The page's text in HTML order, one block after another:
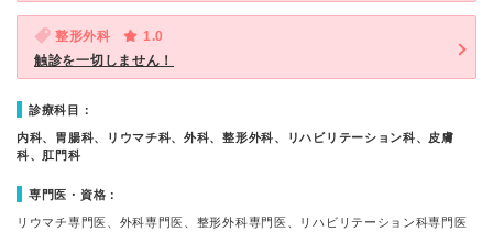
整形外科
1.0
触診を一切しません！
診療科目：
内科、胃腸科、リウマチ科、外科、整形外科、リハビリテーション科、皮膚
科、肛門科
専門医・資格：
リウマチ専門医、外科専門医、整形外科専門医、リハビリテーション科専門医